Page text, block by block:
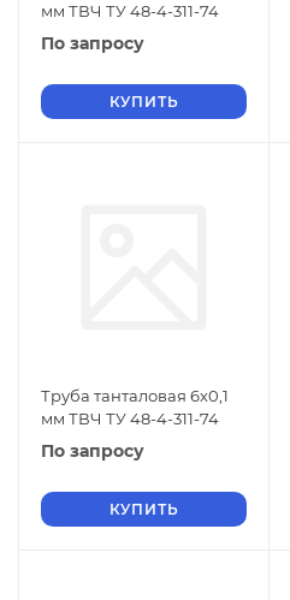
мм ТВЧ ТУ 48-4-311-74
По запросу
КУПИТЬ
Труба танталовая 6х0,1
мм ТВЧ ТУ 48-4-311-74
По запросу
КУПИТЬ